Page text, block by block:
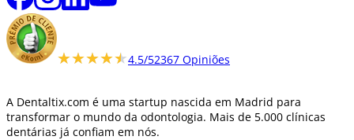
★★★★★
★★★★★4.5/52367 Opiniões
A Dentaltix.com é uma startup nascida em Madrid para
transformar o mundo da odontologia. Mais de 5.000 clínicas
dentárias já confiam em nós.